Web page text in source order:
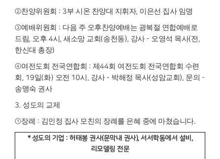
②찬양위원회 : 3부 시온 찬양대 지휘자, 이은선 집사 임명
③예배위원회 : 다음 주 오후찬양예배는 광복절 연합예배로
드림, 오후 4시 , 새소망 교회 (송천동), 강사 - 오영석 목사(전 ,
한신대 총장)
④여전도회 전국연합회 : 제 44회 여전도회 전국연합회 수련
회 , 19일(화) 오전 10시 , 강사 - 박해정 목사(성암교회 ), 문의 -
송맹숙 권사
3. 성도의 교제
①장례 : 김인정 집사 모친의 장례를 은혜 중에 마쳤습니다.
*성도의 기업 :허태봉 권사(문막내 권사), 서서학동에서 설비 ,
리모델링 전문